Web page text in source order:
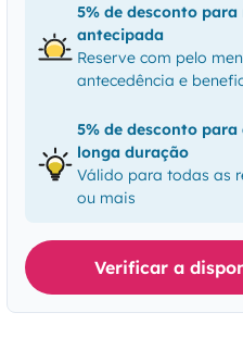
5% de desconto para
antecipada
Reserve com pelo
antecedência e
5% de desconto para
longa duração
Válido para todas as
ou mais
Verificar a